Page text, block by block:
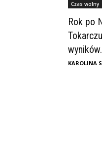
Czas wolny
Rok po
KAROLINA